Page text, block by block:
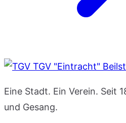
TGV "Eintracht"
Eine Stadt. Ein Verein. Seit
und Gesang.